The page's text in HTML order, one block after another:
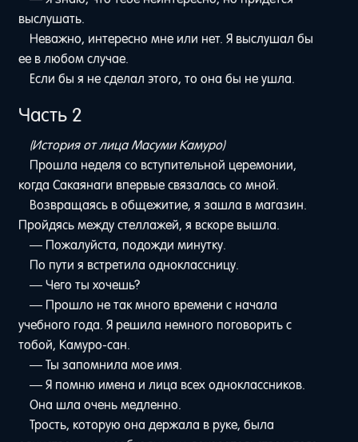
выслушать.
Неважно, интересно мне или нет. Я выслушал бы
ее в любом случае.
Если бы я не сделал этого, то она бы не ушла.
Часть 2
(История от лица Масуми Камуро)
Прошла неделя со вступительной церемонии,
когда Сакаянаги впервые связалась со мной.
Возвращаясь в общежитие, я зашла в магазин.
Пройдясь между стеллажей, я вскоре вышла.
— Пожалуйста, подожди минутку.
По пути я встретила одноклассницу.
— Чего ты хочешь?
— Прошло не так много времени с начала
учебного года. Я решила немного поговорить с
тобой, Камуро-сан.
— Ты запомнила мое имя.
— Я помню имена и лица всех одноклассников.
Она шла очень медленно.
Трость, которую она держала в руке, была